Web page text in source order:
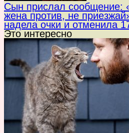
Сын прислал сообщение:
жена против, не
надела очки и отменила
Это интересно